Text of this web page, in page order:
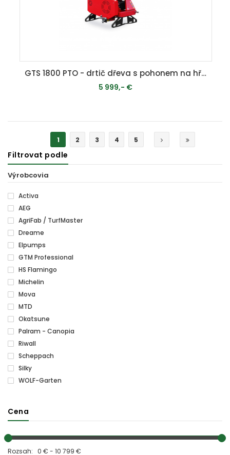
GTS 1800 PTO - drtič dřeva s pohonem na hřídel
5 999,- €
1 2 3 4 5
Filtrovat podle
Výrobcovia
Activa
AEG
AgriFab / TurfMaster
Dreame
Elpumps
GTM Professional
HS Flamingo
Michelin
Mova
MTD
Okatsune
Palram - Canopia
Riwall
Scheppach
Silky
WOLF-Garten
Cena
Rozsah: 0 € - 10 799 €